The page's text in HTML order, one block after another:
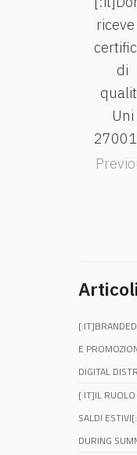
di
Uni
E
DIGITAL
[:IT]IL
SALDI
DURING